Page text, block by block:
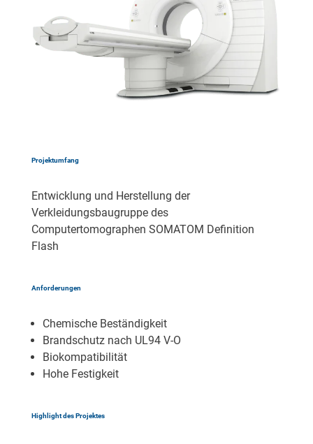
Projektumfang
Entwicklung und Herstellung der
Verkleidungsbaugruppe des
Computertomographen SOMATOM Definition
Flash
Anforderungen
Chemische Beständigkeit
Brandschutz nach UL94 V-O
Biokompatibilität
Hohe Festigkeit
Highlight des Projektes